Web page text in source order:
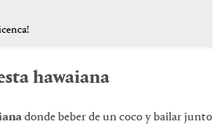
hawaiana
donde beber de un coco y bailar junto